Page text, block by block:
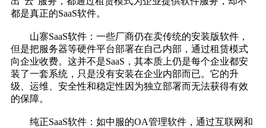
都是真正的SaaS软件。
山寨SaaS软件：一些厂商仍在卖传统的安装版软件，
但是把服务器等硬件平台部署在自己内部，通过租赁模式
向企业收费。这并不是SaaS，其本质上仍是每个企业都安
装了一套系统，只是没有安装在企业内部而已。它的升
级、运维、安全性和稳定性因为独立部署而无法获得有效
的保障。
纯正SaaS软件：如中服的OA管理软件，通过互联网和